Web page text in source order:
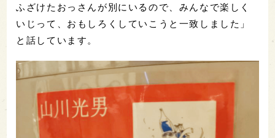
ふざけたおっさんが別にいるので、みんなで楽しく
いじって、おもしろくしていこうと一致しました」
と話しています。